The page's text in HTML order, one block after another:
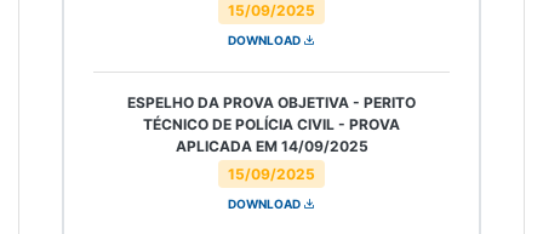
15/09/2025
DOWNLOAD
15/09/2025
ESPELHO DA PROVA OBJETIVA - PERITO
TÉCNICO DE POLÍCIA CIVIL - PROVA
APLICADA EM 14/09/2025
DOWNLOAD